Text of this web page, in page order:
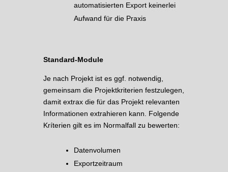
automatisierten Export keinerlei
Aufwand für die Praxis
Standard-Module
Je nach Projekt ist es ggf. notwendig,
gemeinsam die Projektkriterien festzulegen,
damit extrax die für das Projekt relevanten
Informationen extrahieren kann. Folgende
Kríterien gilt es im Normalfall zu bewerten:
Datenvolumen
Exportzeitraum